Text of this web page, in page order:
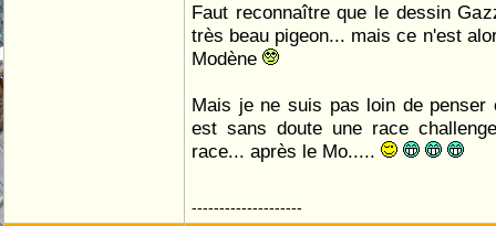
Faut reconnaître que le dessin
très beau pigeon... mais ce n'est
Modène
Mais je ne suis pas loin de penser
est sans doute une race
race... après le Mo.....
--------------------